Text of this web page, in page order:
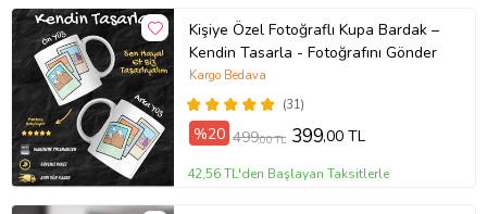
Kişiye Özel Fotoğraflı Kupa Bardak –
Kendin Tasarla - Fotoğrafını Gönder
(31)
Kargo Bedava
%20 499,00 TL 399,00 TL
42,56 TL'den Başlayan Taksitlerle